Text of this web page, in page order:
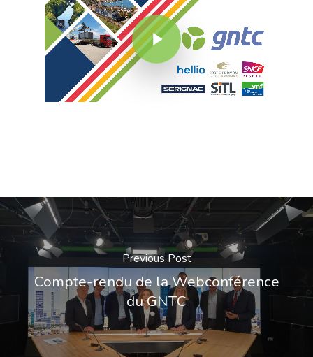
Play Video
Previous Post
Compte-rendu de la Webconférence
du GNTC